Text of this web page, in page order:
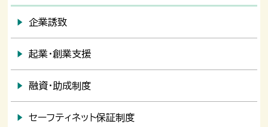
企業誘致
起業・創業支援
融資・助成制度
セーフティネット保証制度